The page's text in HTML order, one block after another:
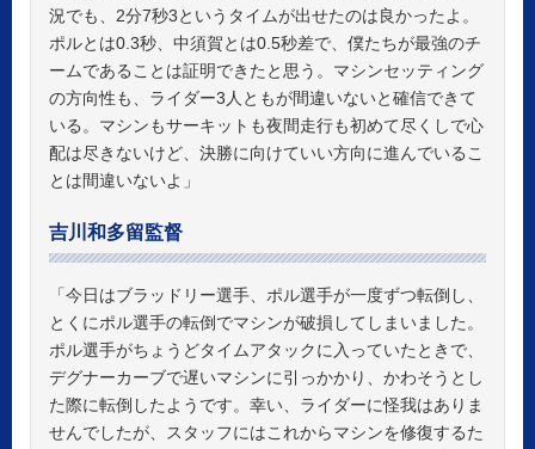
況でも、2分7秒3というタイムが出せたのは良かったよ。
ポルとは0.3秒、中須賀とは0.5秒差で、僕たちが最強のチ
ームであることは証明できたと思う。マシンセッティング
の方向性も、ライダー3人ともが間違いないと確信できて
いる。マシンもサーキットも夜間走行も初めて尽くしで心
配は尽きないけど、決勝に向けていい方向に進んでいるこ
とは間違いないよ」
吉川和多留監督
「今日はブラッドリー選手、ポル選手が一度ずつ転倒し、
とくにポル選手の転倒でマシンが破損してしまいました。
ポル選手がちょうどタイムアタックに入っていたときで、
デグナーカーブで遅いマシンに引っかかり、かわそうとし
た際に転倒したようです。幸い、ライダーに怪我はありま
せんでしたが、スタッフにはこれからマシンを修復するた